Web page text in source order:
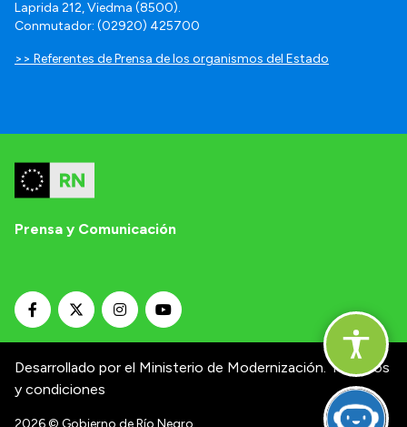
Laprida 212, Viedma (8500).
Conmutador: (02920) 425700
>> Referentes de Prensa de los organismos del Estado
Prensa y Comunicación
Desarrollado por el Ministerio de Modernización. Términos
y condiciones